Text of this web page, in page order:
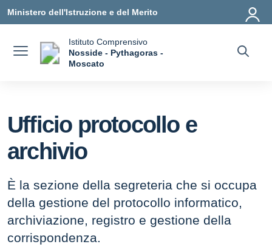
Ministero dell'Istruzione e del Merito
Istituto Comprensivo
Nosside - Pythagoras -
Moscato
Ufficio protocollo e
archivio
È la sezione della segreteria che si occupa
della gestione del protocollo informatico,
archiviazione, registro e gestione della
corrispondenza.